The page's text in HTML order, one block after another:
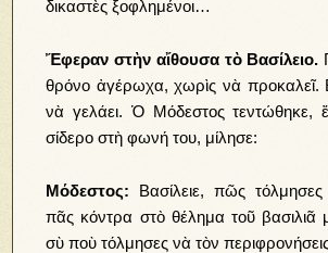
δικαστὲς ξοφλημένοι…
Ἔφεραν στὴν αἴθουσα τὸ Βασίλειο.
θρόνο ἀγέρωχα, χωρὶς νὰ προκαλεῖ.
νὰ γελάει. Ὁ Μόδεστος τεντώθηκε,
σίδερο στὴ φωνή του, μίλησε:
Μόδεστος: Βασίλειε, πῶς
πᾶς κόντρα στὸ θέλημα τοῦ βασιλιᾶ
σὺ ποὺ τόλμησες νὰ τὸν